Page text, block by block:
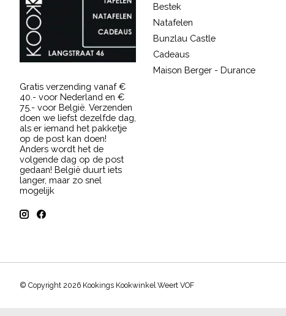
Gratis verzending vanaf €
40.- voor Nederland en €
75.- voor België. Verzenden
doen we liefst dezelfde dag,
als er iemand het pakketje
op de post kan doen!
Anders wordt het de
volgende dag op de post
gedaan! België duurt iets
langer, maar zo snel
mogelijk
Bestek
Natafelen
Bunzlau Castle
Cadeaus
Maison Berger - Durance
© Copyright 2026 Kookings Kookwinkel Weert VOF